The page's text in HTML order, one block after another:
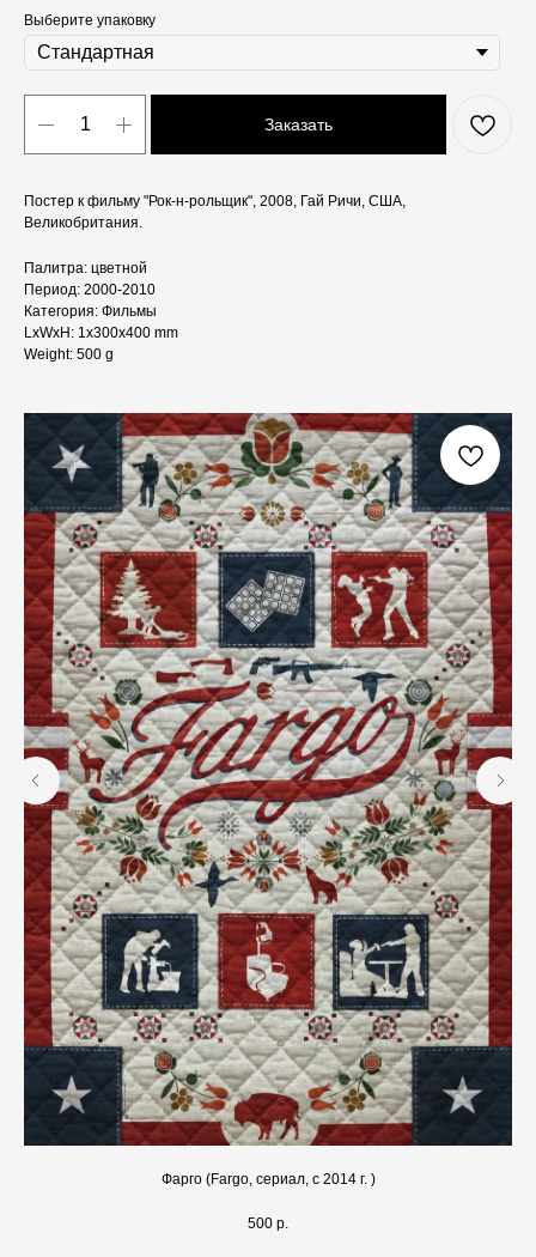
Выберите упаковку
Заказать
Постер к фильму "Рок-н-рольщик", 2008, Гай Ричи, США,
Великобритания.
Палитра: цветной
Период: 2000-2010
Категория: Фильмы
LxWxH: 1x300x400 mm
Weight: 500 g
Фарго (Fargo, сериал, с 2014 г. )
500 р.